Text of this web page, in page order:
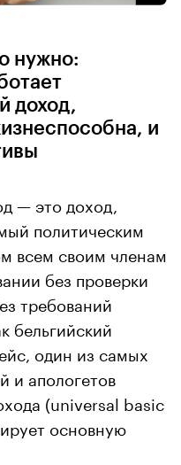
нужно:
доход,
и
— это доход,
политическим
всем своим членам
без проверки
требований
бельгийский
один из самых
и апологетов
(universal basic
основную